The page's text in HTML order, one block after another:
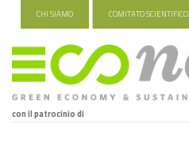
CHI SIAMO COMITATO SCIENTIFICO
con il patrocinio di